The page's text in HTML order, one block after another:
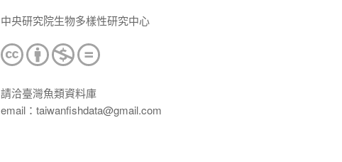
中央研究院生物多樣性研究中心
請洽臺灣魚類資料庫
email：taiwanfishdata@gmail.com